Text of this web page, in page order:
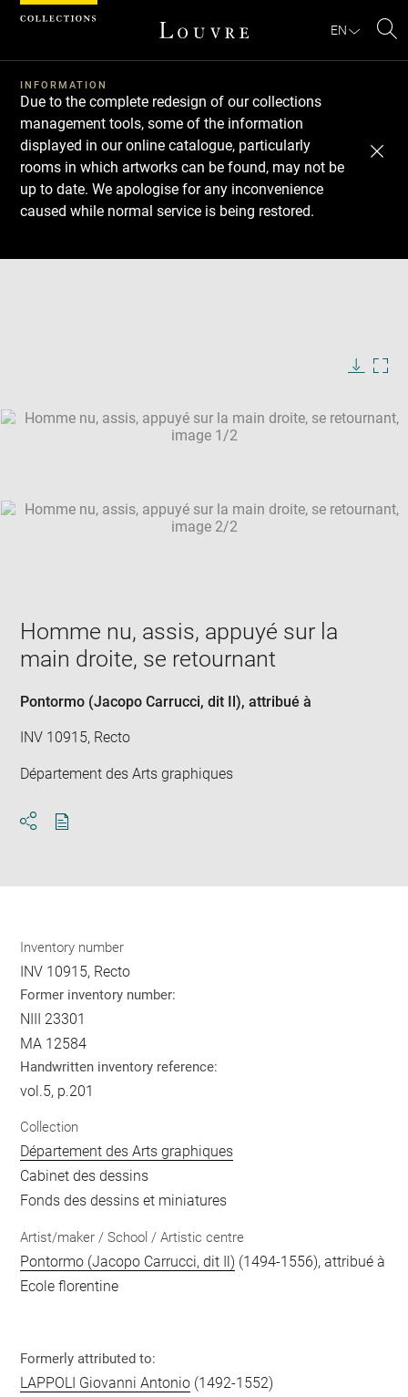
EN
INFORMATION
Due to the complete redesign of our collections
management tools, some of the information
displayed in our online catalogue, particularly
rooms in which artworks can be found, may not be
up to date. We apologise for any inconvenience
caused while normal service is being restored.
in
SKIP IMAGE CAROUSEL
Download
Next
Previous
Homme nu, assis, appuyé sur la
main droite, se retournant
Pontormo (Jacopo Carrucci, dit Il), attribué à
INV 10915, Recto
Département des Arts graphiques
Inventory number
INV 10915, Recto
Former inventory number:
NIII 23301
MA 12584
Handwritten inventory reference:
vol.5, p.201
Collection
Département des Arts graphiques
Cabinet des dessins
Fonds des dessins et miniatures
Artist/maker / School / Artistic centre
Pontormo (Jacopo Carrucci, dit Il) (1494-1556), attribué à
Ecole florentine
Formerly attributed to:
LAPPOLI Giovanni Antonio (1492-1552)
Cookies management panel